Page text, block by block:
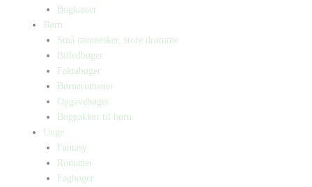
Bogkasser
Børn
Små mennesker, store drømme
Billedbøger
Faktabøger
Børneromaner
Opgavebøger
Bogpakker til børn
Unge
Fantasy
Romaner
Fagbøger